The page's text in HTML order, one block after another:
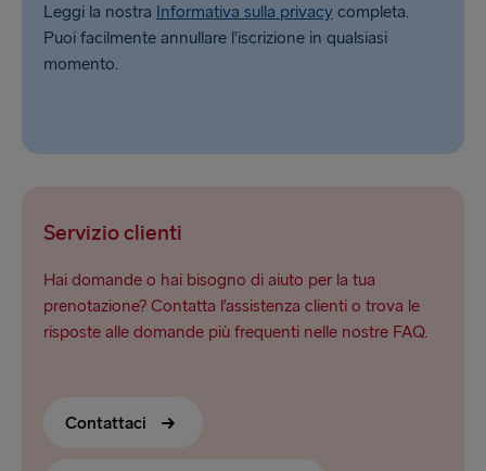
Leggi la nostra Informativa sulla privacy completa.
Puoi facilmente annullare l’iscrizione in qualsiasi
momento.
Servizio clienti
Hai domande o hai bisogno di aiuto per la tua
prenotazione? Contatta l’assistenza clienti o trova le
risposte alle domande più frequenti nelle nostre FAQ.
Contattaci